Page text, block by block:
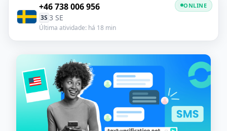
+46 738 006 956
3S 3 SE
Última atividade: há 18 min
ONLINE